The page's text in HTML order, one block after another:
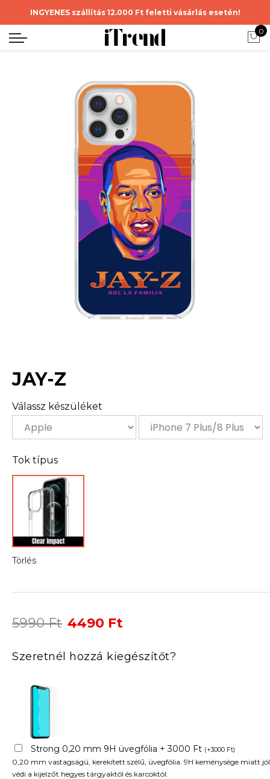
INGYENES szállítás 12.000 Ft feletti vásárlás esetén!
0
JAY-Z
Válassz készüléket
Tok típus
Törlés
5990Ft Original
was:
5990 Ft.
4490 Ft
is:
4490 Ft.
Szeretnél hozzá kiegészítőt?
Strong 0,20 mm 9H üvegfólia + 3000 Ft (+3000 Ft)
0,20 mm vastagságú, kerekített szélű, üvegfólia. 9H keménysége miatt jól
védi a kijelzőt hegyes tárgyaktól és karcoktól.